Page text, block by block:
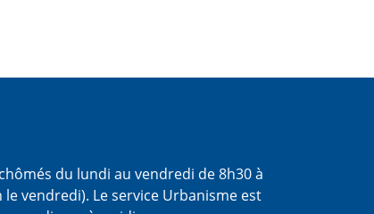
du lundi au vendredi de 8h30 à
le vendredi). Le service Urbanisme est